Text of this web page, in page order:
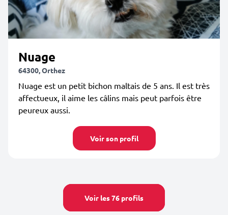
Nuage
64300, Orthez
Nuage est un petit bichon maltais de 5 ans. Il est très
affectueux, il aime les câlins mais peut parfois être
peureux aussi.
Voir son profil
Voir les 76 profils